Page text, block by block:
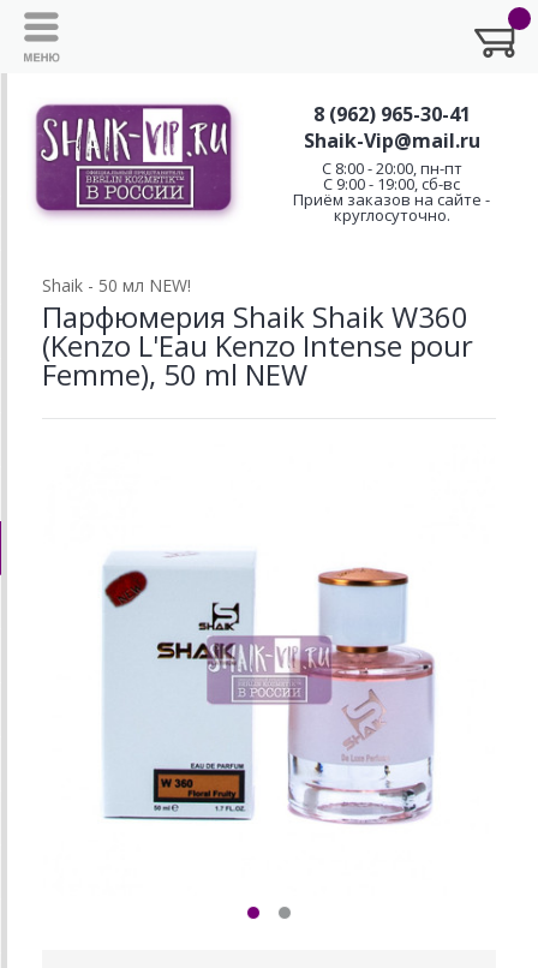
8 (962) 965-30-41
Shaik-Vip@mail.ru
C 8:00 - 20:00, пн-пт
С 9:00 - 19:00, сб-вс
Приём заказов на сайте -
круглосуточно.
Shaik - 50 мл NEW!
Парфюмерия Shaik Shaik W360
(Kenzo L'Eau Kenzo Intense pour
Femme), 50 ml NEW